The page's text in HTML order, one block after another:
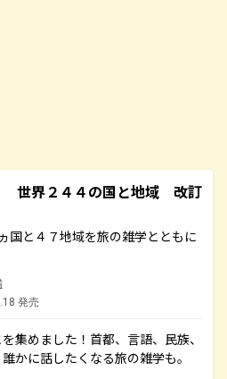
世界２４４の国と地域 改訂
国と４７地域を旅の雑学とともに
発売
集めました！首都、言語、民族、
かに話したくなる旅の雑学も。